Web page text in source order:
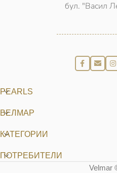
бул. "Васил
PEARLS
ВЕЛМАР
КАТЕГОРИИ
ПОТРЕБИТЕЛИ
Velmar